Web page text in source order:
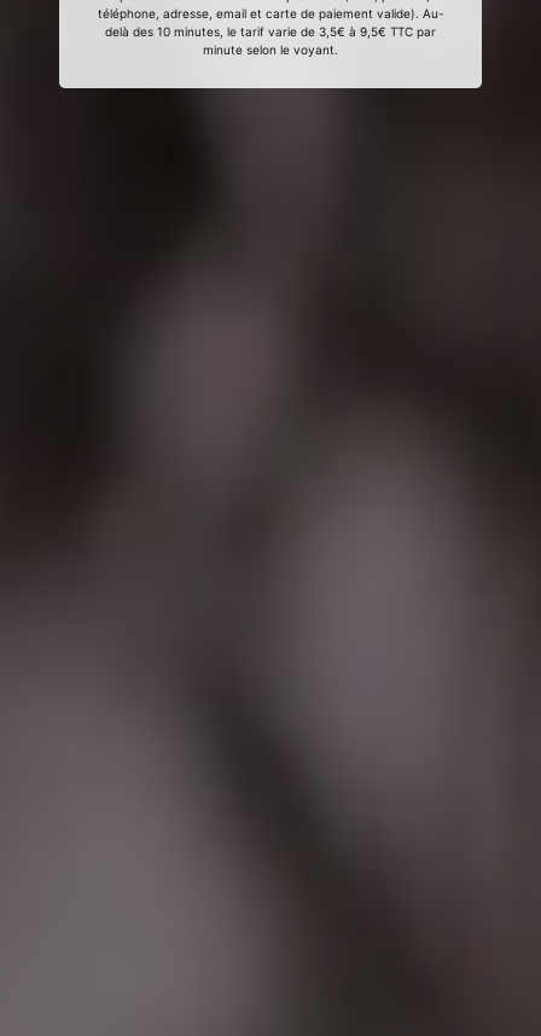
téléphone, adresse, email et carte de paiement valide). Au-
delà des 10 minutes, le tarif varie de 3,5€ à 9,5€ TTC par
minute selon le voyant.